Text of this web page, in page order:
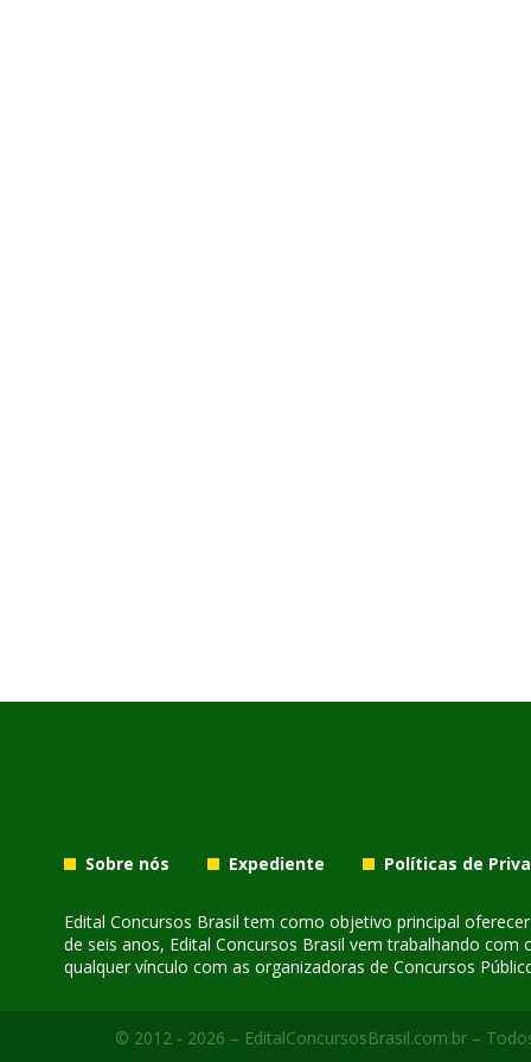
Sobre nós Expediente Políticas de
Edital Concursos Brasil tem como objetivo principal
de seis anos, Edital Concursos Brasil vem trabalhando
qualquer vínculo com as organizadoras de Concursos
© 2012 - 2026 – EditalConcursosBrasil.com.br –